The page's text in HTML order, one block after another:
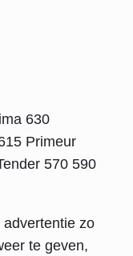
630
Primeur
570 590
zo
te geven,